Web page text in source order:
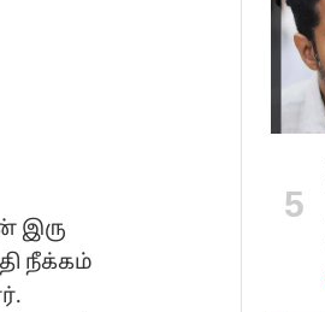
இரு
நீக்கம்